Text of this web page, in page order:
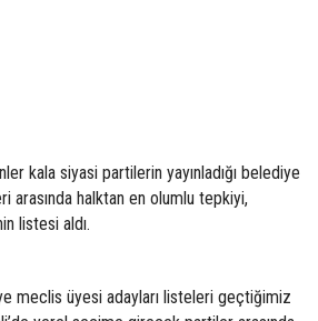
kala siyasi partilerin yayınladığı belediye
arasında halktan en olumlu tepkiyi,
listesi aldı.
meclis üyesi adayları listeleri geçtiğimiz